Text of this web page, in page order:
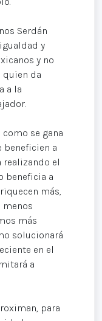
Serdán
y
y no
quien da
a la
se gana
beneficien a
realizando el
beneficia a
más,
menos
más
solucionará
en el
a
para